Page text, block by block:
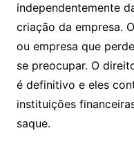
independentemente
criação da empresa.
ou empresa que
se preocupar. O
é definitivo e eles
instituições
saque.